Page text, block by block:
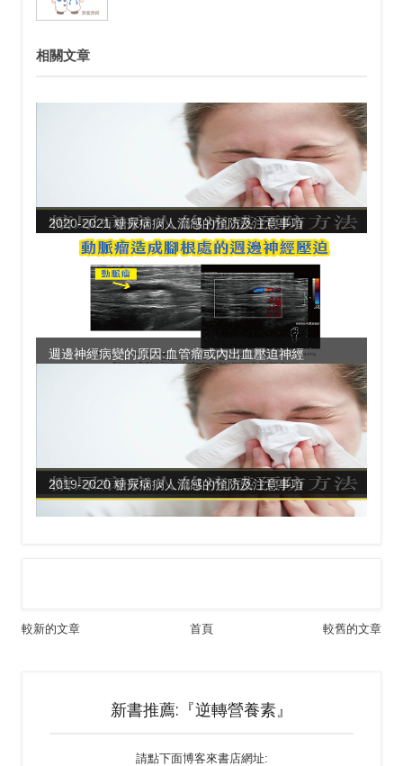
相關文章
2020-2021 糖尿病病人流感的預防及注意事項
週邊神經病變的原因:血管瘤或內出血壓迫神經
2019-2020 糖尿病病人流感的預防及注意事項
較新的文章 較舊的文章
首頁
新書推薦:『逆轉營養素』
請點下面博客來書店網址: